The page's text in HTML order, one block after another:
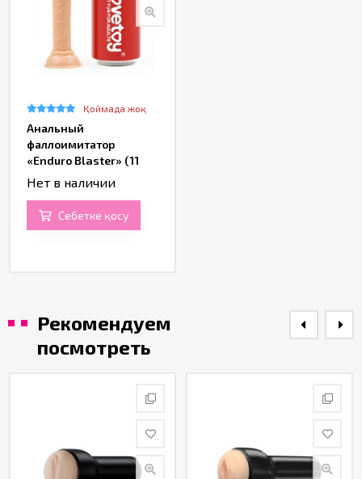
Қоймада жоқ
Анальный
фаллоимитатор
«Enduro Blaster» (11
см)
Нет в наличии
Себетке қосу
Рекомендуем
посмотреть